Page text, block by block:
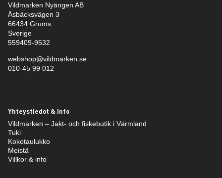
Vildmarken Nyängen AB
Åsbäcksvägen 3
66434 Grums
Sverige
559409-9532
webshop@vildmarken.se
010-45 99 012
Yhteystiedot & info
Vildmarken – Jakt- och fiskebutik i Värmland
Tuki
Kokotaulukko
Meistä
Villkor & info